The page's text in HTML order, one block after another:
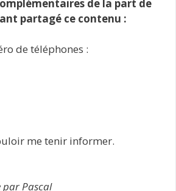
de la part de
partagé ce contenu :
de téléphones :
me tenir informer.
par Pascal